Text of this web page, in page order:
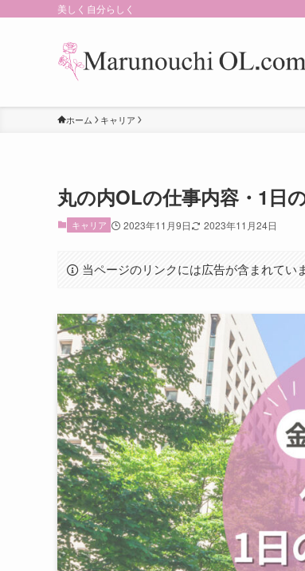
美しく自分らしく
ホーム キャリア
丸の内OLの仕事内容・1日
キャリア 2023年11月9日 2023年11月24日
当ページのリンクには広告が含まれていま